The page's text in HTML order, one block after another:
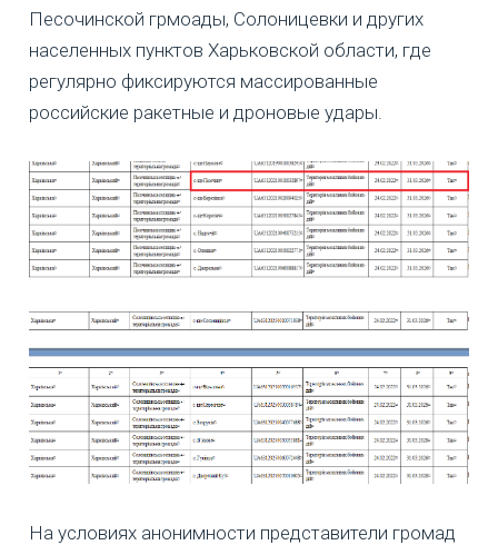
Песочинской грмоады, Солоницевки и других
населенных пунктов Харьковской области, где
регулярно фиксируются массированные
российские ракетные и дроновые удары.
На условиях анонимности представители громад